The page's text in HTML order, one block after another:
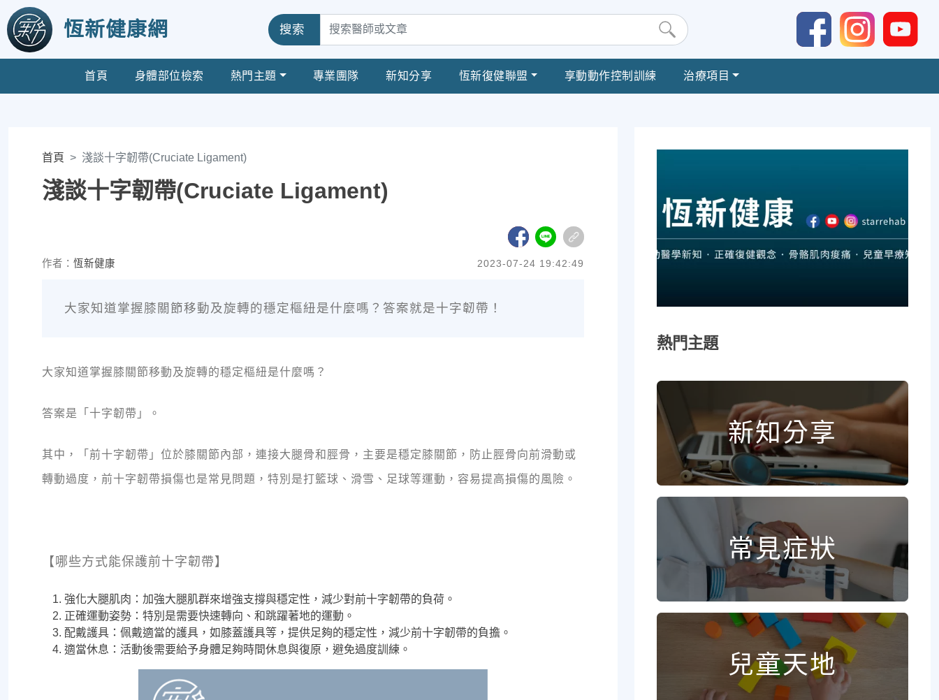
恆新健康網 搜索
首頁 身體部位檢索 熱門主題 專業團隊 新知分享 恆新復健聯盟 享動動作控制訓練 治療項目
首頁 淺談十字韌帶(Cruciate Ligament)
淺談十字韌帶(Cruciate Ligament)
作者： 恆新健康 2023-07-24 19:42:49
大家知道掌握膝關節移動及旋轉的穩定樞紐是什麼嗎？答案就是十字韌帶！
大家知道掌握膝關節移動及旋轉的穩定樞紐是什麼嗎？
答案是「十字韌帶」。
其中，「前十字韌帶」位於膝關節內部，連接大腿骨和脛骨，主要是穩定膝關節，防止脛骨向前滑動或
轉動過度，前十字韌帶損傷也是常見問題，特別是打籃球、滑雪、足球等運動，容易提高損傷的風險。
【哪些方式能保護前十字韌帶】
強化大腿肌肉：加強大腿肌群來增強支撐與穩定性，減少對前十字韌帶的負荷。
正確運動姿勢：特別是需要快速轉向、和跳躍著地的運動。
配戴護具：佩戴適當的護具，如膝蓋護具等，提供足夠的穩定性，減少前十字韌帶的負擔。
適當休息：活動後需要給予身體足夠時間休息與復原，避免過度訓練。
熱門主題
新知分享
常見症狀
兒童天地